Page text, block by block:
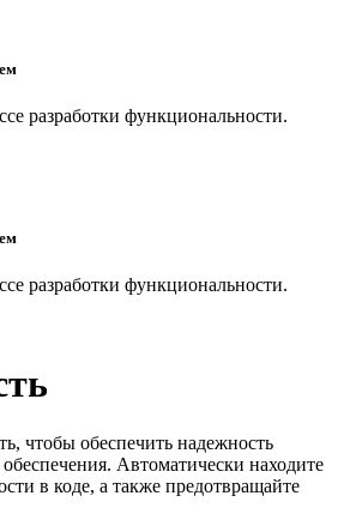
разработки функциональности.
разработки функциональности.
чтобы обеспечить надежность
Автоматически находите
в коде, а также предотвращайте